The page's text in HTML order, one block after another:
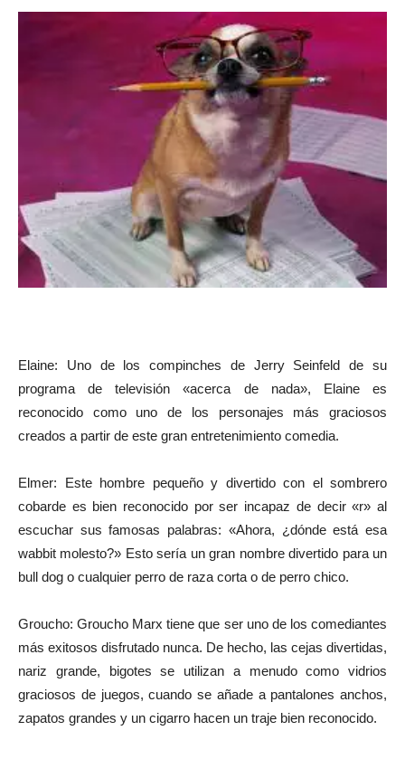
Elaine: Uno de los compinches de Jerry Seinfeld de su
programa de televisión «acerca de nada», Elaine es
reconocido como uno de los personajes más graciosos
creados a partir de este gran entretenimiento comedia.
Elmer: Este hombre pequeño y divertido con el sombrero
cobarde es bien reconocido por ser incapaz de decir «r» al
escuchar sus famosas palabras: «Ahora, ¿dónde está esa
wabbit molesto?» Esto sería un gran nombre divertido para un
bull dog o cualquier perro de raza corta o de perro chico.
Groucho: Groucho Marx tiene que ser uno de los comediantes
más exitosos disfrutado nunca. De hecho, las cejas divertidas,
nariz grande, bigotes se utilizan a menudo como vidrios
graciosos de juegos, cuando se añade a pantalones anchos,
zapatos grandes y un cigarro hacen un traje bien reconocido.